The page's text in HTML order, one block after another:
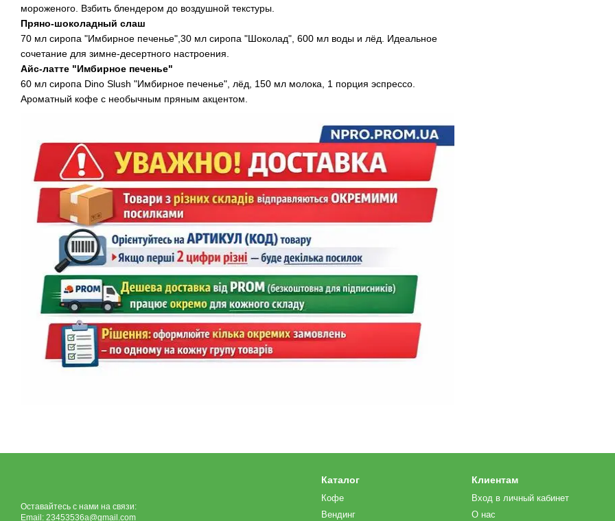
мороженого. Взбить блендером до воздушной текстуры.
Пряно-шоколадный слаш
70 мл сиропа "Имбирное печенье",30 мл сиропа "Шоколад", 600 мл воды и лёд. Идеальное
сочетание для зимне-десертного настроения.
Айс-латте "Имбирное печенье"
60 мл сиропа Dino Slush "Имбирное печенье", лёд, 150 мл молока, 1 порция эспрессо.
Ароматный кофе с необычным пряным акцентом.
Оставайтесь с нами на связи:
Email: 23453536a@gmail.com
Каталог
Кофе
Вендинг
Клиентам
Вход в личный кабинет
О нас